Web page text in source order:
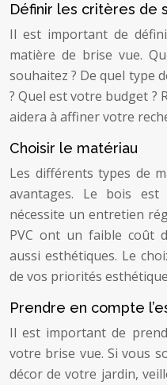
Définir les critères de
Il est important de
matière de brise vue.
souhaitez ? De quel type
? Quel est votre budget ?
aidera à affiner votre
Choisir le matériau
Les différents types de
avantages. Le bois
nécessite un entretien
PVC ont un faible coût
aussi esthétiques. Le
de vos priorités
Prendre en compte
Il est important de
votre brise vue. Si vous
décor de votre jardin,